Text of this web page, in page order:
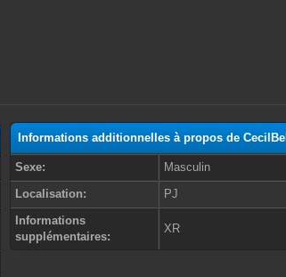
Informations additionnelles à propos de
Sexe:
Masculin
Localisation:
PJ
Informations
supplémentaires:
XR